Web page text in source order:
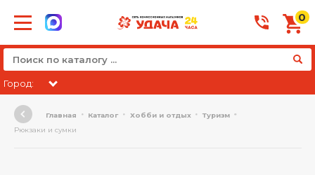
0
Город:
Главная Каталог Хобби и отдых
Туризм
Рюкзаки и сумки